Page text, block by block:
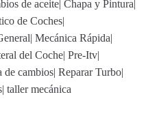
de aceite Chapa y Pintura
de Coches|
| Mecánica Rápida|
del Coche| Pre-Itv|
de cambios| Reparar Turbo|
| taller mecánica